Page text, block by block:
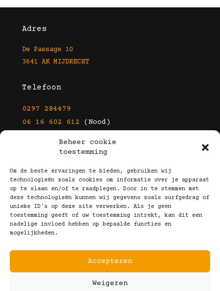
Beheer cookie
toestemming
Om de beste ervaringen te bieden, gebruiken wij
technologieën zoals cookies om informatie over je apparaat
op te slaan en/of te raadplegen. Door in te stemmen met
deze technologieën kunnen wij gegevens zoals surfgedrag of
unieke ID's op deze site verwerken. Als je geen
toestemming geeft of uw toestemming intrekt, kan dit een
nadelige invloed hebben op bepaalde functies en
mogelijkheden.
Accepteren
Weigeren
Adres
De Passage 10
3641 AK MIJDRECHT
Telefoon
0297 284479
06 16 602 612 (Nood)
info@kootbrillen.nl
Volg Ons!
Copyright © 2025 Koot Brillen
Algemene Voorwaarden